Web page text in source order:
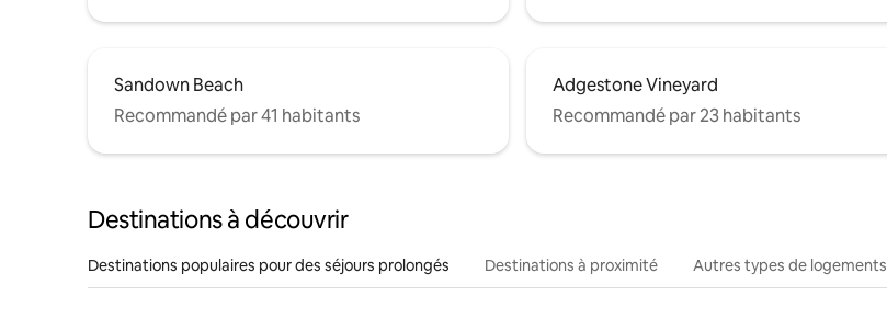
Sandown Beach
Recommandé par 41 habitants
Adgestone Vineyard
Recommandé par 23 habitants
Destinations à découvrir
Destinations populaires pour des séjours prolongés Destinations à proximité Autres types de logements